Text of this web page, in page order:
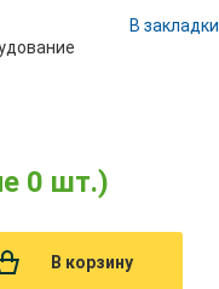
В закладки
0 шт.)
В корзину